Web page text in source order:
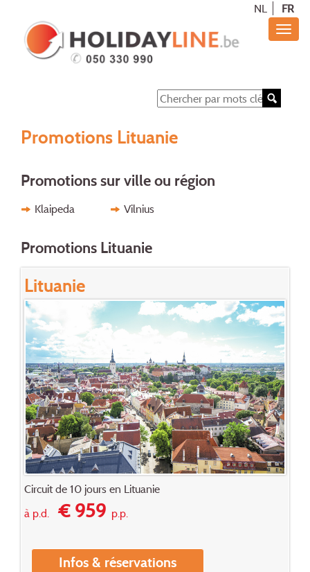
NL FR
Promotions Lituanie
Promotions sur ville ou région
Klaipeda Vilnius
Promotions Lituanie
Lituanie
Circuit de 10 jours en Lituanie
à p.d.€ 959p.p.
Infos & réservations